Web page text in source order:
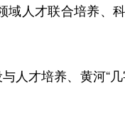
域人才联合培养、
才培养、黄河“几